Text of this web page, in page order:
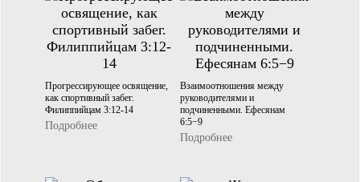
Прогрессирующее освящение,
как спортивный забег.
Филиппийцам 3:12-14
Подробнее
Взаимоотношения между
руководителями и
подчиненными. Ефесянам
6:5−9
Подробнее